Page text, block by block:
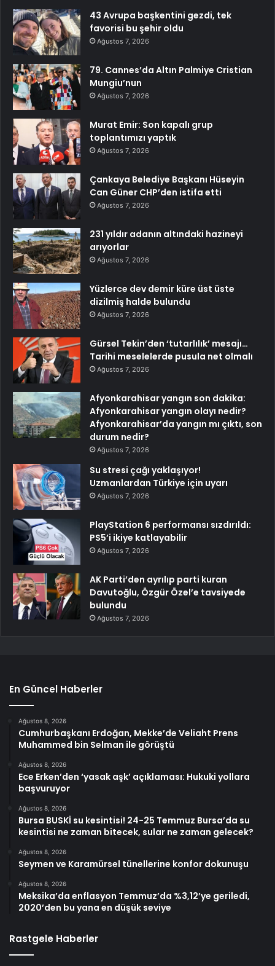
43 Avrupa başkentini gezdi, tek
favorisi bu şehir oldu
Ağustos 7, 2026
79. Cannes’da Altın Palmiye Cristian
Mungiu’nun
Ağustos 7, 2026
Murat Emir: Son kapalı grup
toplantımızı yaptık
Ağustos 7, 2026
Çankaya Belediye Başkanı Hüseyin
Can Güner CHP’den istifa etti
Ağustos 7, 2026
231 yıldır adanın altındaki hazineyi
arıyorlar
Ağustos 7, 2026
Yüzlerce dev demir küre üst üste
dizilmiş halde bulundu
Ağustos 7, 2026
Gürsel Tekin’den ‘tutarlılık’ mesajı…
Tarihi meselelerde pusula net olmalı
Ağustos 7, 2026
Afyonkarahisar yangın son dakika:
Afyonkarahisar yangın olayı nedir?
Afyonkarahisar’da yangın mı çıktı, son
durum nedir?
Ağustos 7, 2026
Su stresi çağı yaklaşıyor!
Uzmanlardan Türkiye için uyarı
Ağustos 7, 2026
PlayStation 6 performansı sızdırıldı:
PS5’i ikiye katlayabilir
Ağustos 7, 2026
AK Parti’den ayrılıp parti kuran
Davutoğlu, Özgür Özel’e tavsiyede
bulundu
Ağustos 7, 2026
En Güncel Haberler
Ağustos 8, 2026
Cumhurbaşkanı Erdoğan, Mekke’de Veliaht Prens
Muhammed bin Selman ile görüştü
Ağustos 8, 2026
Ece Erken’den ‘yasak aşk’ açıklaması: Hukuki yollara
başvuruyor
Ağustos 8, 2026
Bursa BUSKİ su kesintisi! 24-25 Temmuz Bursa’da su
kesintisi ne zaman bitecek, sular ne zaman gelecek?
Ağustos 8, 2026
Seymen ve Karamürsel tünellerine konfor dokunuşu
Ağustos 8, 2026
Meksika’da enflasyon Temmuz’da %3,12’ye geriledi,
2020’den bu yana en düşük seviye
Rastgele Haberler